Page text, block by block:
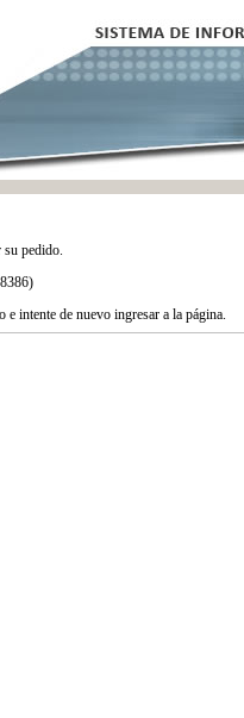
su pedido.
intente de nuevo ingresar a la página.